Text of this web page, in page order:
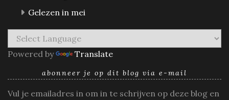
Gelezen in mei
Powered by Translate
abonneer je op dit blog via e-mail
Vul je emailadres in om in te schrijven op deze blog en